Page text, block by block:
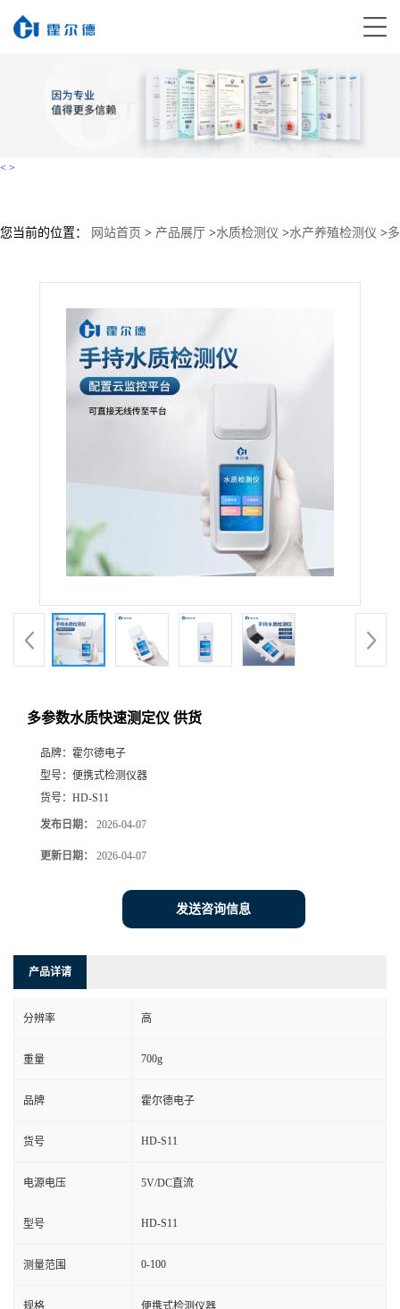
< >
您当前的位置： 网站首页 > 产品展厅 >水质检测仪 >水产养殖检测仪 >多
多参数水质快速测定仪 供货
品牌： 霍尔德电子
型号： 便携式检测仪器
货号： HD-S11
发布日期： 2026-04-07
更新日期： 2026-04-07
发送咨询信息
产品详请
分辨率 高
重量 700g
品牌 霍尔德电子
货号 HD-S11
电源电压 5V/DC直流
型号 HD-S11
测量范围 0-100
规格 便携式检测仪器